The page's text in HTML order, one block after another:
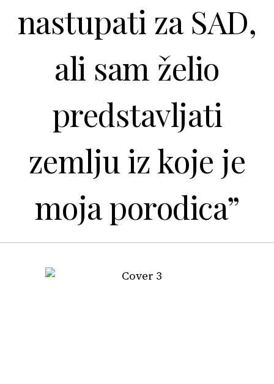
nastupati za SAD,
ali sam želio
predstavljati
zemlju iz koje je
moja porodica”